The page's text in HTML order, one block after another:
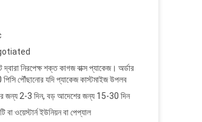
দ্বারা নিরপেক্ষ শক্ত কাগজ বাক্স প্যাকেজ। অর্ডার
পৌঁছানোর যদি প্যাকেজ কাস্টমাইজ উপলব
জন্য 2-3 দিন, বড় আদেশের জন্য 15-30 দিন
বা ওয়েস্টার্ন ইউনিয়ন বা পেপ্যাল